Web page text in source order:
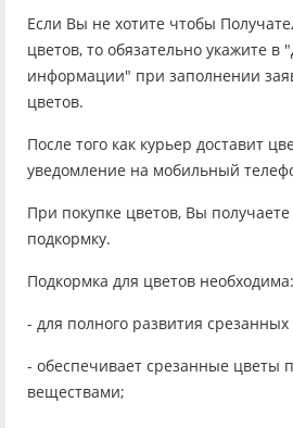
Если Вы не хотите чтобы
цветов, то обязательно укажите в
информации" при заполнении
цветов.
После того как курьер доставит
уведомление на мобильный
При покупке цветов, Вы
подкормку.
Подкормка для цветов необходима:
- для полного развития срезанных
- обеспечивает срезанные цветы
веществами;